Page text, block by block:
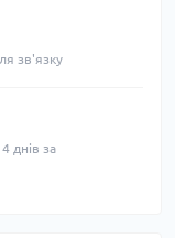
зв'язку
днів за